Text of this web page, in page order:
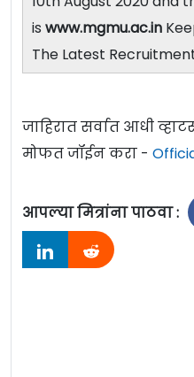
is www.mgmu.ac.in
The Latest
जाहिरात सर्वात आधी
मोफत जॉईन करा -
आपल्या मित्रांना पाठवा :